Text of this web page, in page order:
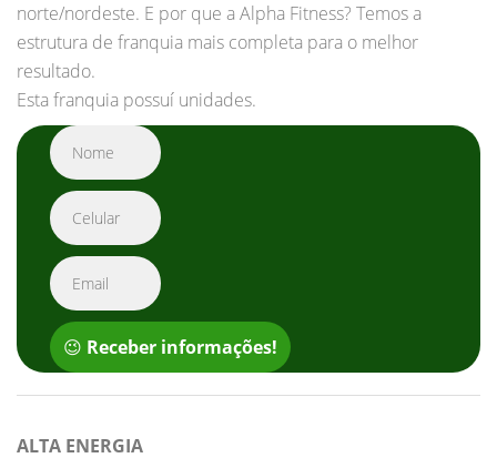
norte/nordeste. E por que a Alpha Fitness? Temos a
estrutura de franquia mais completa para o melhor
resultado.
Esta franquia possuí unidades.
😉 Receber informações!
ALTA ENERGIA